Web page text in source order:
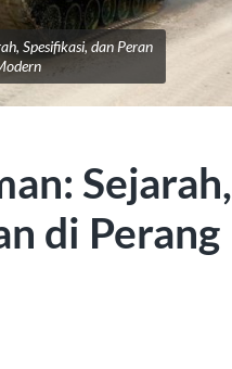
Spesifikasi, dan Peran
Sejarah,
di Perang